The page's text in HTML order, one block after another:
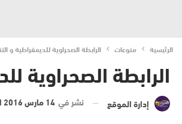
الرئيسية منوعات الرابطة الصحراوية للديمقراطية و
الرابطة الصحراوية
إدارة الموقع نشر في14 مارس 2016 الساعة 4 و 32 دقيقة